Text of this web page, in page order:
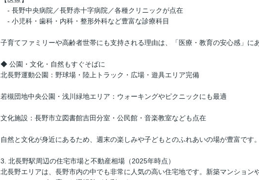
- 長野中央病院／長野赤十字病院／各種クリニックが点在
- 小児科・歯科・内科・整形外科など豊富な診療科目
子育てファミリーや高齢者世帯にも支持される理由は、「医療・教育の安心感」に
◆ 公園・文化・自然もすぐそばに
北長野運動公園：野球場・陸上トラック・広場・遊具エリア完備
若槻団地中央公園・浅川緑地エリア：ウォーキングやピクニックにも最適
文化施設：長野市立図書館吉田分室・公民館・音楽教室なども点在
自然と文化が身近にあるため、週末の楽しみや子どもとのふれあいの場が豊富です。
3. 北長野駅周辺の住宅市場と不動産相場（2025年時点）
北長野エリアは、長野市内の中でも非常に人気の高い住宅地です。新築マンショ